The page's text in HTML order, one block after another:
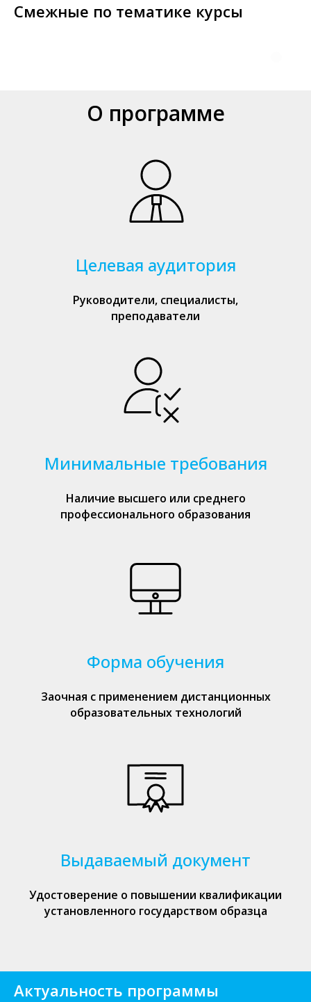
Смежные по тематике курсы
О программе
Целевая аудитория
Руководители, специалисты,
преподаватели
Минимальные требования
Наличие высшего или среднего
профессионального образования
Форма обучения
Заочная с применением дистанционных
образовательных технологий
Выдаваемый документ
Удостоверение о повышении квалификации
установленного государством образца
Актуальность программы